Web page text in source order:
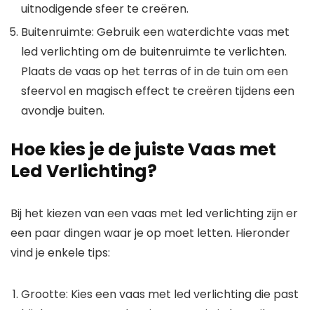
uitnodigende sfeer te creëren.
Buitenruimte: Gebruik een waterdichte vaas met
led verlichting om de buitenruimte te verlichten.
Plaats de vaas op het terras of in de tuin om een
sfeervol en magisch effect te creëren tijdens een
avondje buiten.
Hoe kies je de juiste Vaas met
Led Verlichting?
Bij het kiezen van een vaas met led verlichting zijn er
een paar dingen waar je op moet letten. Hieronder
vind je enkele tips:
Grootte: Kies een vaas met led verlichting die past